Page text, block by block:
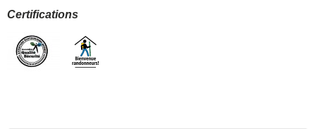
Certifications